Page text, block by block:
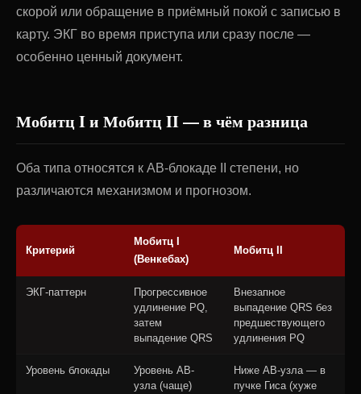
скорой или обращение в приёмный покой с записью в
карту. ЭКГ во время приступа или сразу после —
особенно ценный документ.
Мобитц I и Мобитц II — в чём разница
Оба типа относятся к АВ-блокаде II степени, но
различаются механизмом и прогнозом.
Критерий
Мобитц I
(Венкебах)
Мобитц II
ЭКГ-паттерн
Прогрессивное
удлинение PQ,
затем
выпадение QRS
Внезапное
выпадение QRS без
предшествующего
удлинения PQ
Уровень блокады
Уровень АВ-
узла (чаще)
Ниже АВ-узла — в
пучке Гиса (хуже